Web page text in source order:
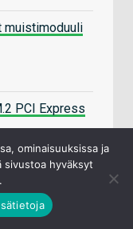
muistimoduuli
PCI Express
ominaisuuksissa ja
sivustoa hyväksyt